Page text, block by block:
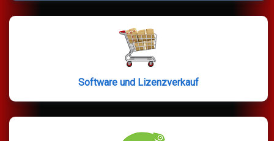
Software und Lizenzverkauf